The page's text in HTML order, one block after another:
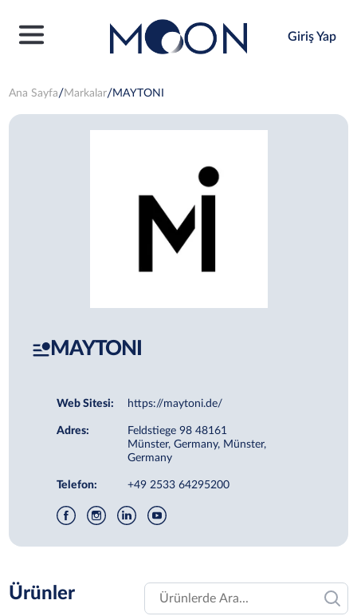
Giriş Yap
Ana Sayfa Markalar MAYTONI
MAYTONI
Web Sitesi: https://maytoni.de/
Adres:
Feldstiege 98 48161
Münster, Germany, Münster,
Germany
Telefon: +49 2533 64295200
Ürünler